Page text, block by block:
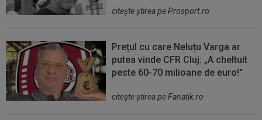
citeşte ştirea pe Prosport.ro
Prețul cu care Neluțu Varga ar
putea vinde CFR Cluj: „A cheltuit
peste 60-70 milioane de euro!"
citeşte ştirea pe Fanatik.ro